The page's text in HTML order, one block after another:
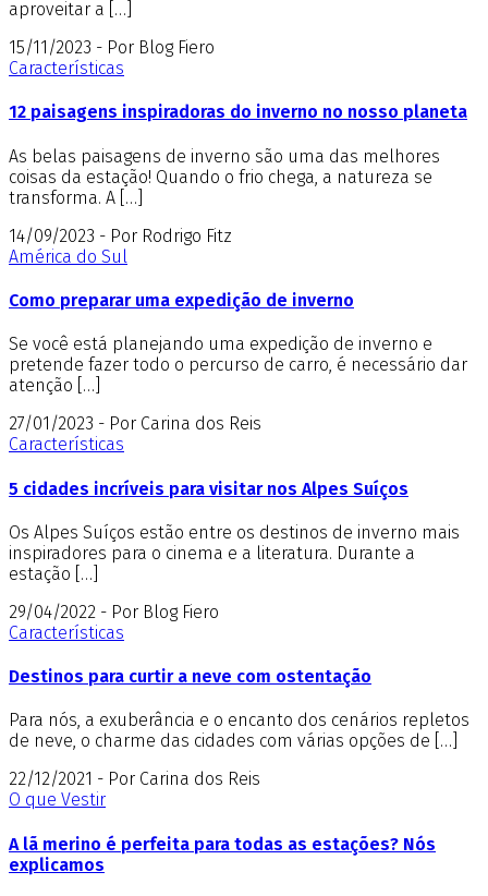
aproveitar a […]
15/11/2023 - Por Blog Fiero
Características
12 paisagens inspiradoras do inverno no nosso planeta
As belas paisagens de inverno são uma das melhores
coisas da estação! Quando o frio chega, a natureza se
transforma. A […]
14/09/2023 - Por Rodrigo Fitz
América do Sul
Como preparar uma expedição de inverno
Se você está planejando uma expedição de inverno e
pretende fazer todo o percurso de carro, é necessário dar
atenção […]
27/01/2023 - Por Carina dos Reis
Características
5 cidades incríveis para visitar nos Alpes Suíços
Os Alpes Suíços estão entre os destinos de inverno mais
inspiradores para o cinema e a literatura. Durante a
estação […]
29/04/2022 - Por Blog Fiero
Características
Destinos para curtir a neve com ostentação
Para nós, a exuberância e o encanto dos cenários repletos
de neve, o charme das cidades com várias opções de […]
22/12/2021 - Por Carina dos Reis
O que Vestir
A lã merino é perfeita para todas as estações? Nós
explicamos